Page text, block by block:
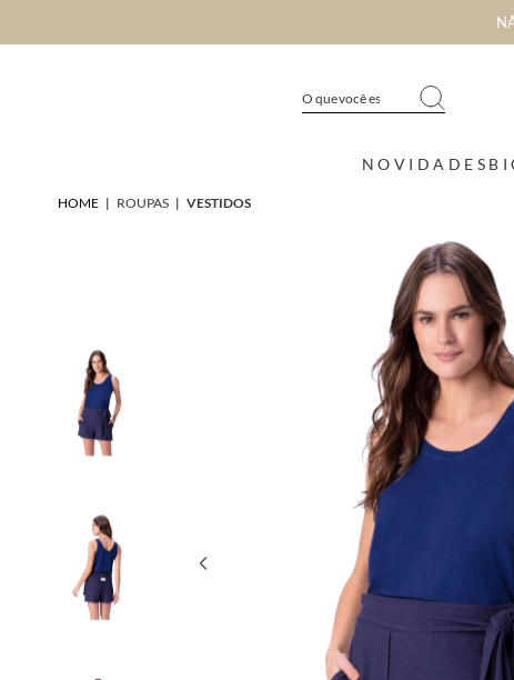
NOVIDADES
HOME | ROUPAS | VESTIDOS